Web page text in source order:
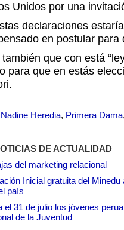
Unidos por una
declaraciones
en postular para
que con está
para que en estás
Nadine Heredia, Primera Dama
DE ACTUALIDAD
del marketing relacional
Inicial gratuita del
país
el 31 de julio los jóvenes
de la Juventud